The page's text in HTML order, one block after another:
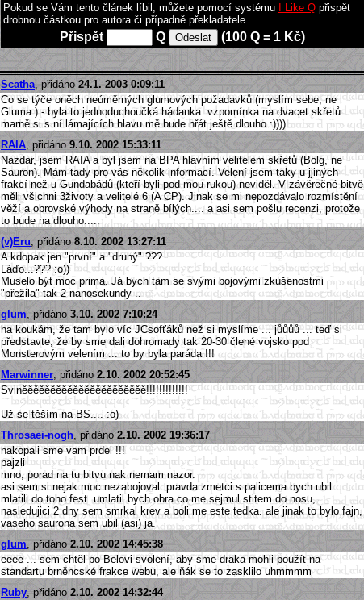
Pokud se Vám tento článek líbil, můžete pomocí systému I Like Q přispět
drobnou částkou pro autora či případně překladatele.
Přispět Q (100 Q = 1 Kč)
Scatha , přidáno 24.1. 2003 0:09:11
Co se týče oněch neúměrných glumových požadavků (myslím sebe, ne
Gluma:) - byla to jednoduchoučká hádanka. vzpomínka na dvacet skřetů
marně si s ní lámajících hlavu mě bude hřát ještě dlouho :))))
RAIA , přidáno 9.10. 2002 15:33:11
Nazdar, jsem RAIA a byl jsem na BPA hlavním velitelem skřetů (Bolg, ne
Sauron). Mám tady pro vás několik informací. Velení jsem taky u jjiných
frakcí než u Gundabádů (kteří byli pod mou rukou) neviděl. V závěrečné bitvě
měli všichni 3životy a velitelé 6 (A CP). Jinak se mi nepozdávalo rozmístění
věží a obrovské výhody na straně bílých.... a asi sem pošlu recenzi, protože
to bude na dlouho.....
(v)Eru , přidáno 8.10. 2002 13:27:11
A kdopak jen "první" a "druhý" ???
Láďo...??? :o))
Muselo být moc prima. Já bych tam se svými bojovými zkušenostmi
"přežila" tak 2 nanosekundy ..
glum , přidáno 3.10. 2002 7:10:24
ha koukám, že tam bylo víc JCsofťáků než si myslíme ... jůůůů ... teď si
představte, že by sme dali dohromady tak 20-30 člené vojsko pod
Monsterovým velením ... to by byla paráda !!!
Marwinner , přidáno 2.10. 2002 20:52:45
Sviněěěěěěěěěěěěěěěěěěěěěě!!!!!!!!!!!!!
Už se těším na BS.... :o)
Throsaei-nogh , přidáno 2.10. 2002 19:36:17
nakopali sme vam prdel !!!
pajzli
mno, porad na tu bitvu nak nemam nazor.
asi sem si nejak moc nezabojoval. pravda zmetci s palicema bych ubil.
mlatili do toho fest. umlatil bych obra co me sejmul stitem do nosu,
nasledujici 2 dny sem smrkal krev a boli me este tedka. ale jinak to bylo fajn,
vaseho saurona sem ubil (asi) ja.
glum , přidáno 2.10. 2002 14:45:38
eeee ... sem chtěl po Belovi svolení, aby sme draka mohli použít na
standartu brněncské frakce webu, ale ňák se to zasklilo uhmmmm
Ruby , přidáno 2.10. 2002 14:32:44